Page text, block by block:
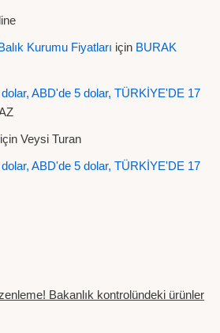
Kurumu Fiyatları için BURAK
ABD'de 5 dolar, TÜRKİYE'DE 17
için Veysi Turan
ABD'de 5 dolar, TÜRKİYE'DE 17
Bakanlık kontrolündeki ürünler